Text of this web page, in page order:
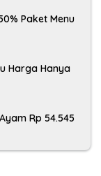
Paket Menu
Harga Hanya
Rp 54.545